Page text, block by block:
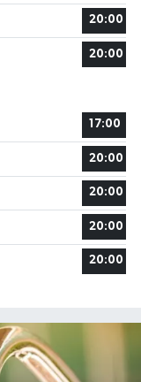
20:00
20:00
17:00
20:00
20:00
20:00
20:00